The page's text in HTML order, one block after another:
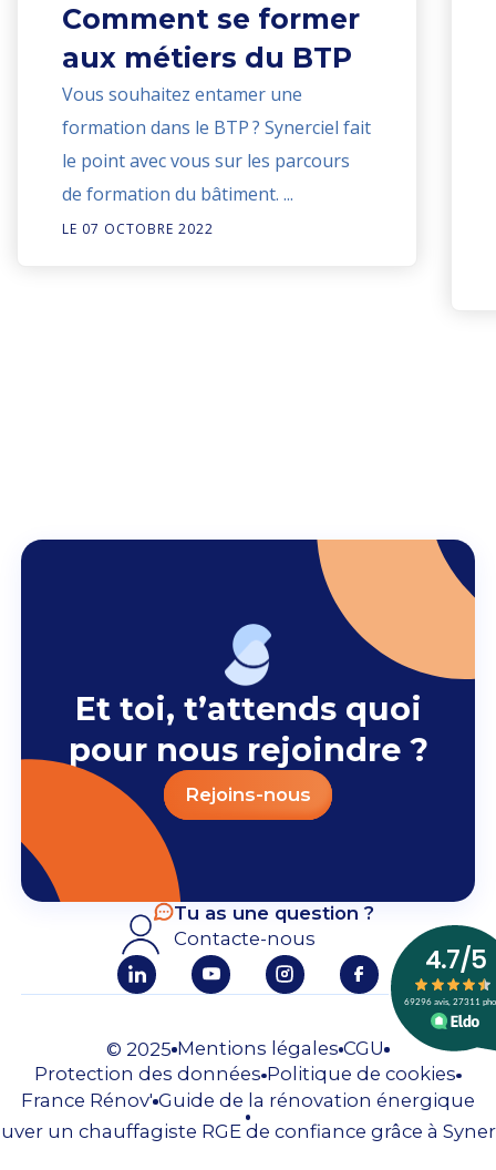
Comment se former
aux métiers du BTP
Vous souhaitez entamer une
formation dans le BTP ? Synerciel fait
le point avec vous sur les parcours
de formation du bâtiment. ...
LE 07 OCTOBRE 2022
Et toi, t’attends quoi
pour nous rejoindre ?
Rejoins-nous
Tu as une question ?
Contacte-nous
© 2025 Mentions légales CGU
Protection des données Politique de cookies
France Rénov' Guide de la rénovation énergique
un chauffagiste RGE de confiance grâce à